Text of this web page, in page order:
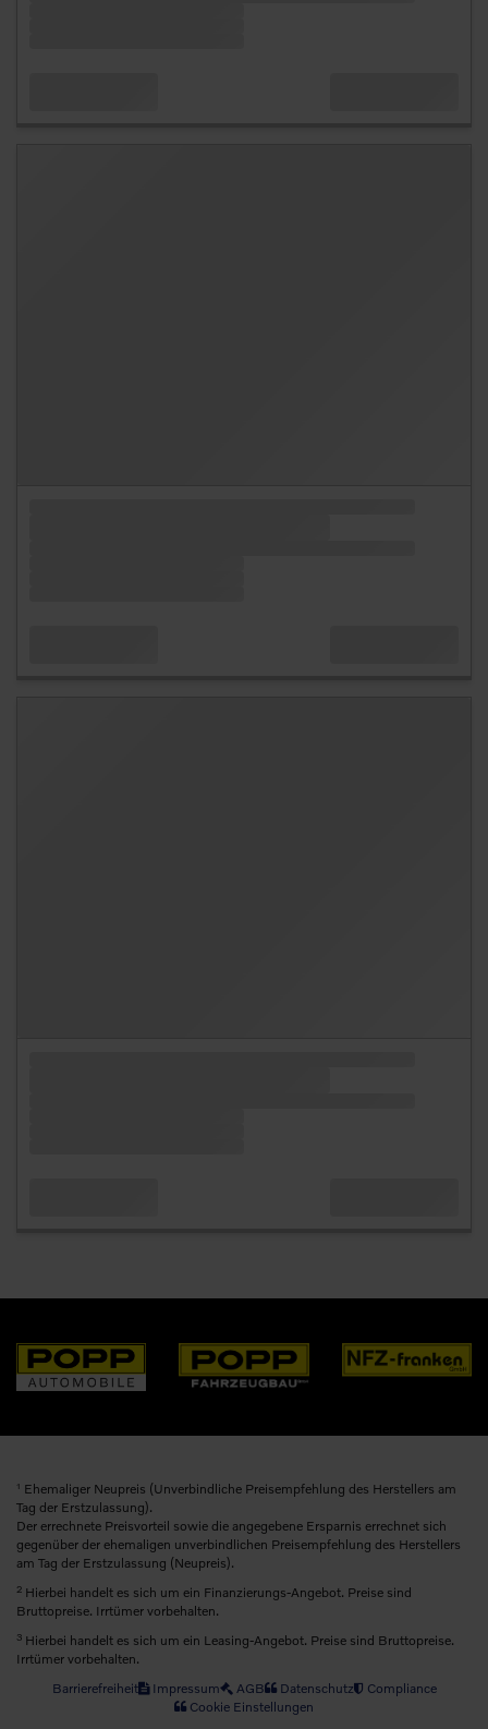
1 Ehemaliger Neupreis (Unverbindliche Preisempfehlung des Herstellers am
Tag der Erstzulassung).
Der errechnete Preisvorteil sowie die angegebene Ersparnis errechnet sich
gegenüber der ehemaligen unverbindlichen Preisempfehlung des Herstellers
am Tag der Erstzulassung (Neupreis).
2 Hierbei handelt es sich um ein Finanzierungs-Angebot. Preise sind
Bruttopreise. Irrtümer vorbehalten.
3 Hierbei handelt es sich um ein Leasing-Angebot. Preise sind Bruttopreise.
Irrtümer vorbehalten.
Barrierefreiheit
Impressum AGB Datenschutz
Compliance
Cookie Einstellungen